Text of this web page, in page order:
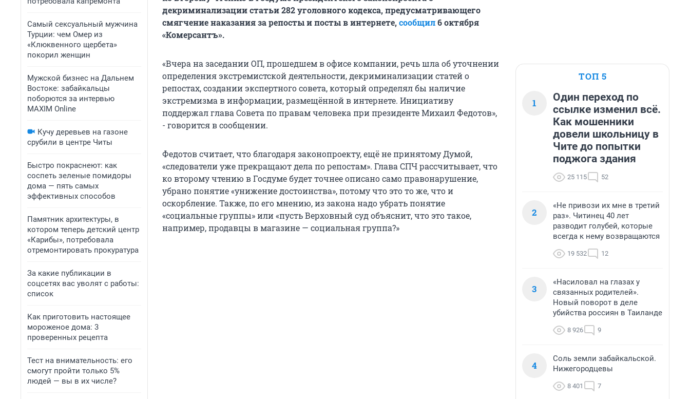
Самый сексуальный мужчина
Турции: чем Омер из
«Клюквенного щербета»
покорил женщин
Мужской бизнес на Дальнем
Востоке: забайкальцы
поборются за интервью
MAXIM Online
Кучу деревьев на газоне
срубили в центре Читы
Быстро покраснеют: как
соспеть зеленые помидоры
дома — пять самых
эффективных способов
Памятник архитектуры, в
котором теперь детский центр
«Карибы», потребовала
отремонтировать прокуратура
За какие публикации в
соцсетях вас уволят с работы:
список
Как приготовить настоящее
мороженое дома: 3
проверенных рецепта
Тест на внимательность: его
смогут пройти только 5%
людей — вы в их числе?
декриминализации статьи 282 уголовного кодекса, предусматривающего
смягчение наказания за репосты и посты в интернете,сообщил6 октября
«Комерсантъ».
«Вчера на заседании ОП, прошедшем в офисе компании, речь шла об уточнении
определения экстремистской деятельности, декриминализации статей о
репостах, создании экспертного совета, который определял бы наличие
экстремизма в информации, размещённой в интернете. Инициативу
поддержал глава Совета по правам человека при президенте Михаил Федотов»,
- говорится в сообщении.
Федотов считает, что благодаря законопроекту, ещё не принятому Думой,
«следователи уже прекращают дела по репостам». Глава СПЧ рассчитывает, что
ко второму чтению в Госдуме будет точнее описано само правонарушение,
убрано понятие «унижение достоинства», потому что это то же, что и
оскорбление. Также, по его мнению, из закона надо убрать понятие
«социальные группы» или «пусть Верховный суд объяснит, что это такое,
например, продавцы в магазине — социальная группа?»
ТОП 5
1
Один переход по
ссылке изменил всё.
Как мошенники
довели школьницу в
Чите до попытки
поджога здания
25 115 52
2
«Не привози их мне в третий
раз». Читинец 40 лет
разводит голубей, которые
всегда к нему возвращаются
19 532 12
3
«Насиловал на глазах у
связанных родителей».
Новый поворот в деле
убийства россиян в Таиланде
8 926 9
4
Соль земли забайкальской.
Нижегородцевы
8 401 7